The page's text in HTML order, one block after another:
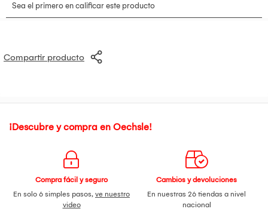
Compartir producto
¡Descubre y compra en Oechsle!
Compra fácil y seguro
En solo 6 simples pasos, ve nuestro
video
Cambios y devoluciones
En nuestras 26 tiendas a nivel
nacional